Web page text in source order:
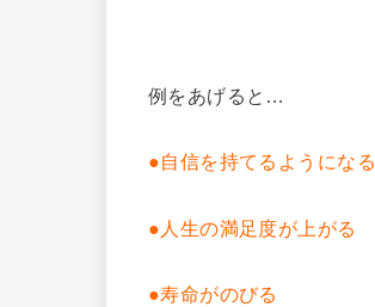
例をあげると…
●自信を持てるようになる
●人生の満足度が上がる
●寿命がのびる